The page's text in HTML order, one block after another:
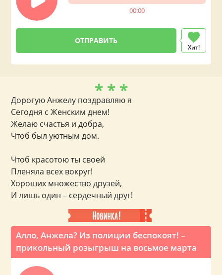
00:00
Хит!
Алло, Анжела? Из полиции беспокоят! –
прикольный розыгрыш на восьмое марта
* * *
Дорогую Анжелу поздравляю я
Сегодня с Женским днем!
Желаю счастья и добра,
Чтоб был уютным дом.
Чтоб красотою ты своей
Пленяла всех вокруг!
Хороших множество друзей,
И лишь один – сердечный друг!